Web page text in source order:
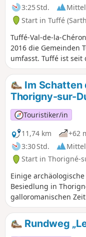
3:25 Std.
Mittel
Start in Tuffé
Tuffé-Val-de-la-
2016 die Gemeinden
umfasst. Tuffé ist
Dolmen von Grandes
ab dem
650. Vom Mittelalter
Tuffé auch ein
einer Baronie; seine
manchmal Rivalität
Herren von
die Eisenbahn dem
begünstigte die
dem zum Teil noch
Gemeinde beruht.
Im Schatten
Thorigny-sur-
Touristiker/in
11,74 km
+62
3:30 Std.
Mittel
Start in Thorigné-
Einige
Besiedlung in
galloromanischen
landwirtschaftliches
eine dauerhafte
Mittelalter besser
Rundweg